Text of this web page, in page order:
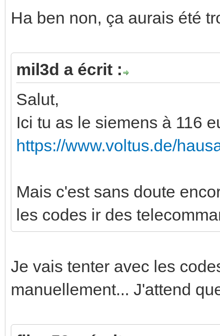
Ha ben non, ça aurais été
mil3d a écrit :
Salut,
Ici tu as le siemens à 116
https://www.voltus.de/
Mais c'est sans doute
les codes ir des
Je vais tenter avec les
manuellement... J'attend